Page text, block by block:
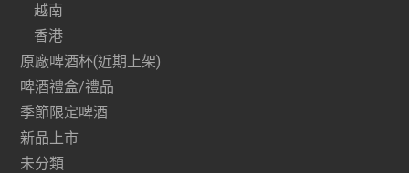
越南
香港
原廠啤酒杯(近期上架)
啤酒禮盒/禮品
季節限定啤酒
新品上市
未分類